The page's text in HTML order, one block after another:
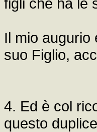
Il mio augurio
suo Figlio,
4. Ed è col
questo